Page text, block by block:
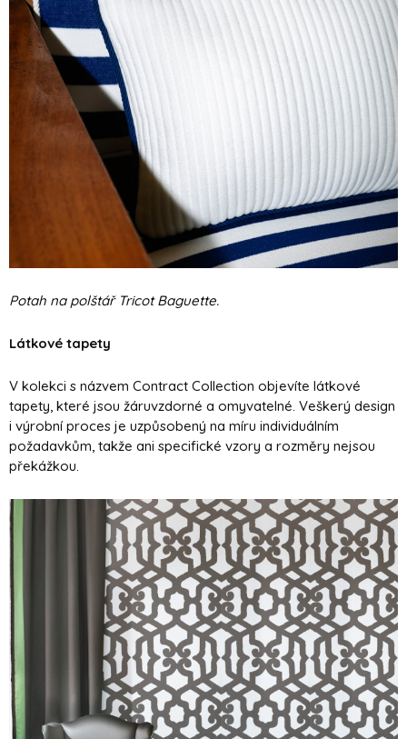
Potah na polštář Tricot Baguette.
Látkové tapety
V kolekci s názvem Contract Collection objevíte látkové
tapety, které jsou žáruvzdorné a omyvatelné. Veškerý design
i výrobní proces je uzpůsobený na míru individuálním
požadavkům, takže ani specifické vzory a rozměry nejsou
překážkou.